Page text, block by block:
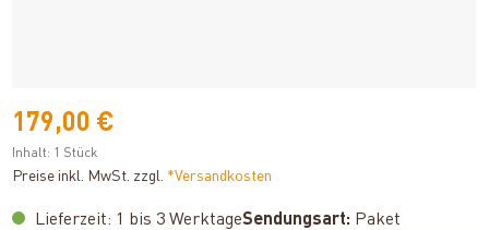
179,00 €
Inhalt: 1 Stück
Preise inkl. MwSt. zzgl. *Versandkosten
Lieferzeit: 1 bis 3 WerktageSendungsart: Paket